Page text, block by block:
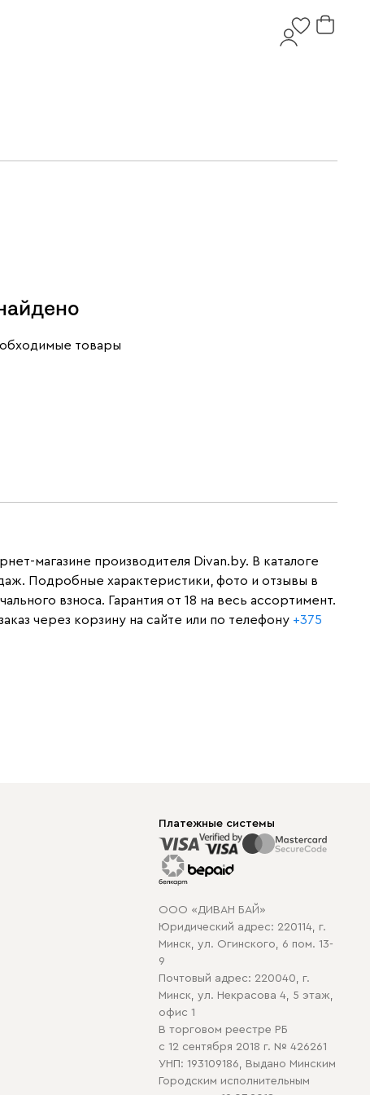
товары
магазине производителя Divan.by. В каталоге
Подробные характеристики, фото и отзывы в
взноса. Гарантия от 18 на весь ассортимент.
через корзину на сайте или по телефону +375
Платежные системы
ООО «ДИВАН БАЙ»
Юридический адрес: 220114, г.
Минск, ул. Огинского, 6 пом. 13-
9
Почтовый адрес: 220040, г.
Минск, ул. Некрасова 4, 5 этаж,
офис 1
В торговом реестре РБ
с 12 сентября 2018 г. № 426261
УНП: 193109186, Выдано Минским
Городским исполнительным